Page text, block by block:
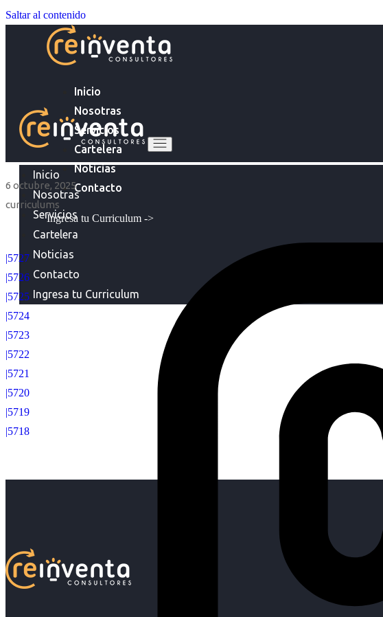
Saltar al contenido
Inicio
Nosotras
Servicios
Cartelera
Noticias
Contacto
Ingresa tu Curriculum ->
Inicio
Nosotras
Servicios
Cartelera
Noticias
Contacto
Ingresa tu Curriculum
6 octubre, 2025
curriculums
|5727
|5726
|5725
|5724
|5723
|5722
|5721
|5720
|5719
|5718